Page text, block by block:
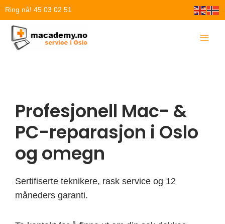
Hopp
innholdet
Ring nå! 45 03 02 51
Profesjonell Mac- &
PC-reparasjon i Oslo
og omegn
Sertifiserte teknikere, rask service og 12
måneders garanti.